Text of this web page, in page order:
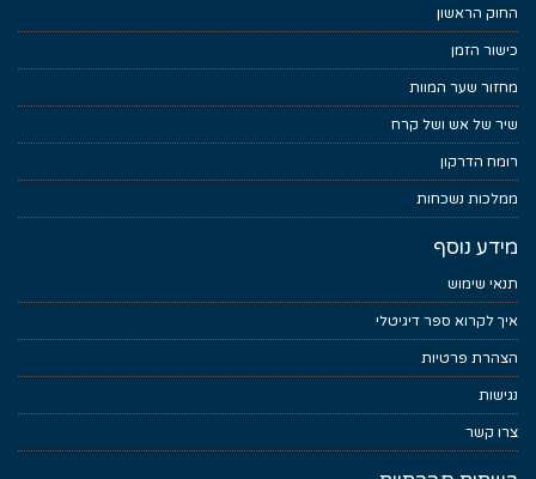
החוק הראשון
כישור הזמן
מחזור שער המוות
שיר של אש ושל קרח
רומח הדרקון
ממלכות נשכחות
מידע נוסף
תנאי שימוש
איך לקרוא ספר דיגיטלי
הצהרת פרטיות
נגישות
צרו קשר